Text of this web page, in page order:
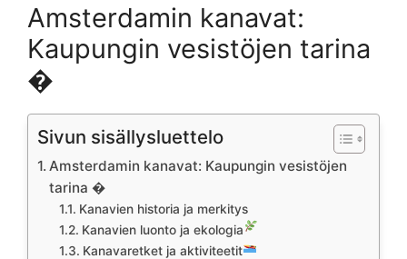
Amsterdamin kanavat:
Kaupungin vesistöjen tarina
�
Sivun sisällysluettelo
Amsterdamin kanavat: Kaupungin vesistöjen
tarina �
Kanavien historia ja merkitys
Kanavien luonto ja ekologia
Kanavaretket ja aktiviteetit